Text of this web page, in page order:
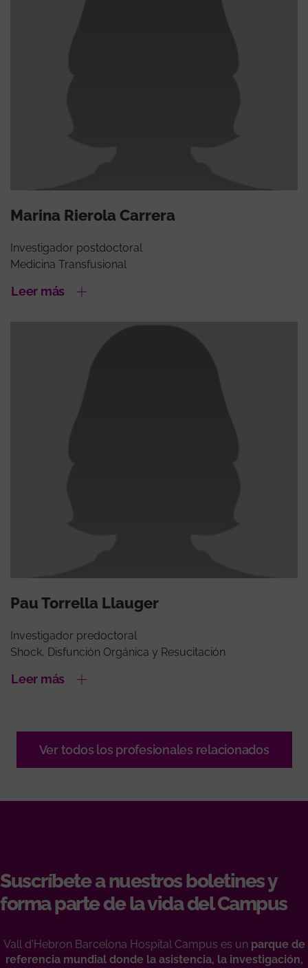
Marina Rierola Carrera
Investigador postdoctoral
Medicina Transfusional
Leer más
Pau Torrella Llauger
Investigador predoctoral
Shock, Disfunción Orgánica y Resucitación
Leer más
Ver todos los profesionales relacionados
Suscríbete a nuestros boletines y
forma parte de la vida del Campus
Vall d'Hebron Barcelona Hospital Campus es un parque de
referencia mundial donde la asistencia, la investigación,